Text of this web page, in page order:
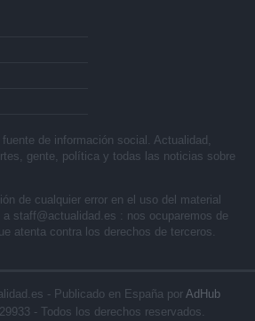
de información social. Actualidad,
gente, política y todas las noticias sobre
de cualquier error en el uso del material
a staff@actualidad.es : nos ocuparemos de
atenta contra los derechos de terceros.
- Publicado en España por AdHub
- Todos los derechos reservados.